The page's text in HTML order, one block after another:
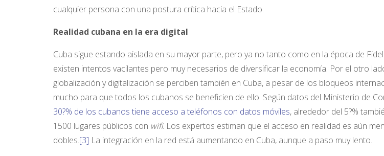
cualquier persona con una postura crítica hacia el Estado.
Realidad cubana en la era digital
Cuba sigue estando aislada en su mayor parte, pero ya no tanto como en la época de
existen intentos vacilantes pero muy necesarios de diversificar la economía. Por el otro
globalización y digitalización se perciben también en Cuba, a pesar de los bloqueos
mucho para que todos los cubanos se beneficien de ello. Según datos del Ministerio de
30?% de los cubanos tiene acceso a teléfonos con datos móviles, alrededor del 5?%
1500 lugares públicos con wifi. Los expertos estiman que el acceso en realidad es aún
dobles.[3] La integración en la red está aumentando en Cuba, aunque a paso muy lento.